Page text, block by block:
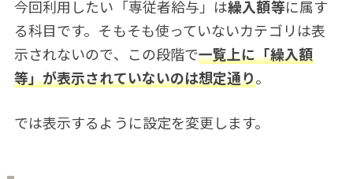
今回利用したい「専従者給与」は繰入額等に属す
る科目です。そもそも使っていないカテゴリは表
示されないので、この段階で一覧上に「繰入額
等」が表示されていないのは想定通り。
では表示するように設定を変更します。